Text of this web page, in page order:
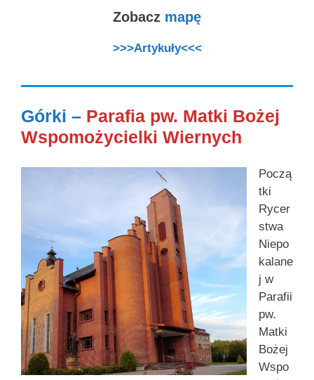
Zobacz mapę
>>>Artykuły<<<
Górki – Parafia pw. Matki Bożej
Wspomożycielki Wiernych
Począ
tki
Rycer
stwa
Niepo
kalane
j w
Parafii
pw.
Matki
Bożej
Wspo